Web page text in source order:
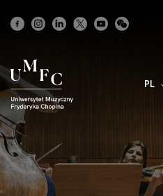
główna
PL